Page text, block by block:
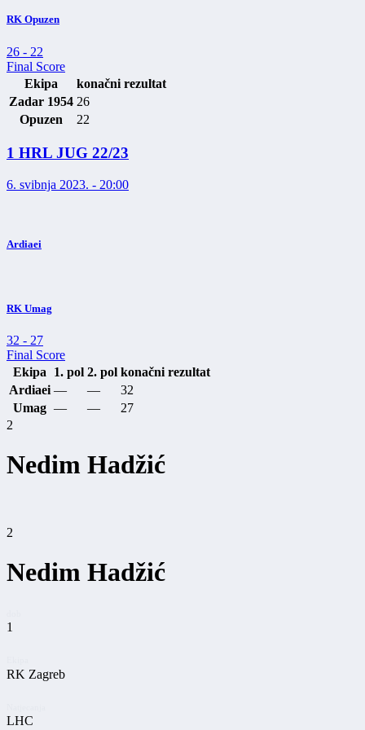
RK Opuzen
26 - 22
Final Score
Ekipa
konačni rezultat
Zadar 1954 26
Opuzen
22
1 HRL JUG 22/23
6. svibnja 2023. - 20:00
Ardiaei
RK Umag
32 - 27
Final Score
Ekipa
1. pol 2. pol konačni rezultat
Ardiaei — —
32
Umag — —
27
2
Nedim Hadžić
2
Nedim Hadžić
1
RK Zagreb
LHC